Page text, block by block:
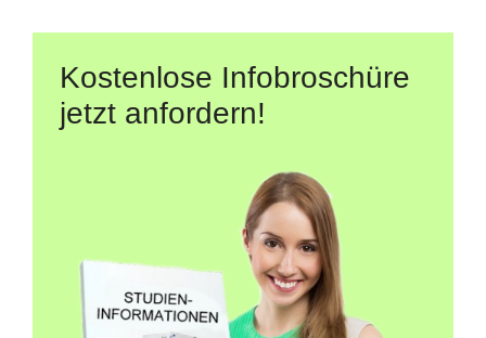
Kostenlose Infobroschüre
jetzt anfordern!